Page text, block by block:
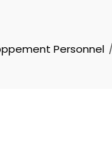
Personnel